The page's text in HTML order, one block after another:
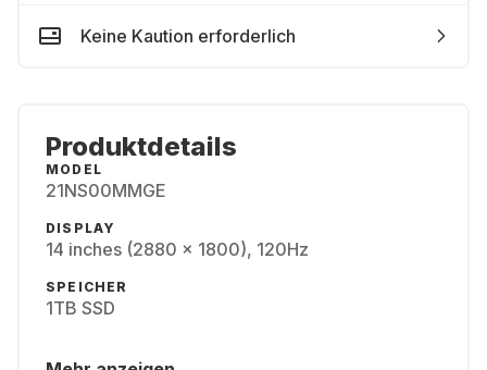
Keine Kaution erforderlich
Produktdetails
MODEL
21NS00MMGE
DISPLAY
14 inches (2880 x 1800), 120Hz
SPEICHER
1TB SSD